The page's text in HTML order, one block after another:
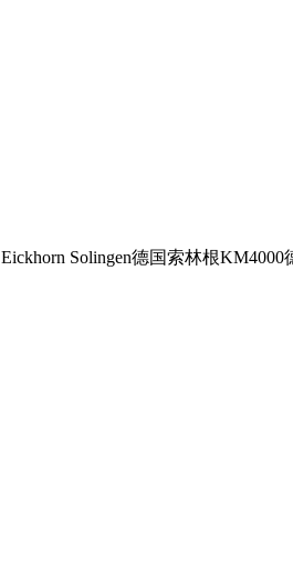
Eickhorn Solingen德国索林根